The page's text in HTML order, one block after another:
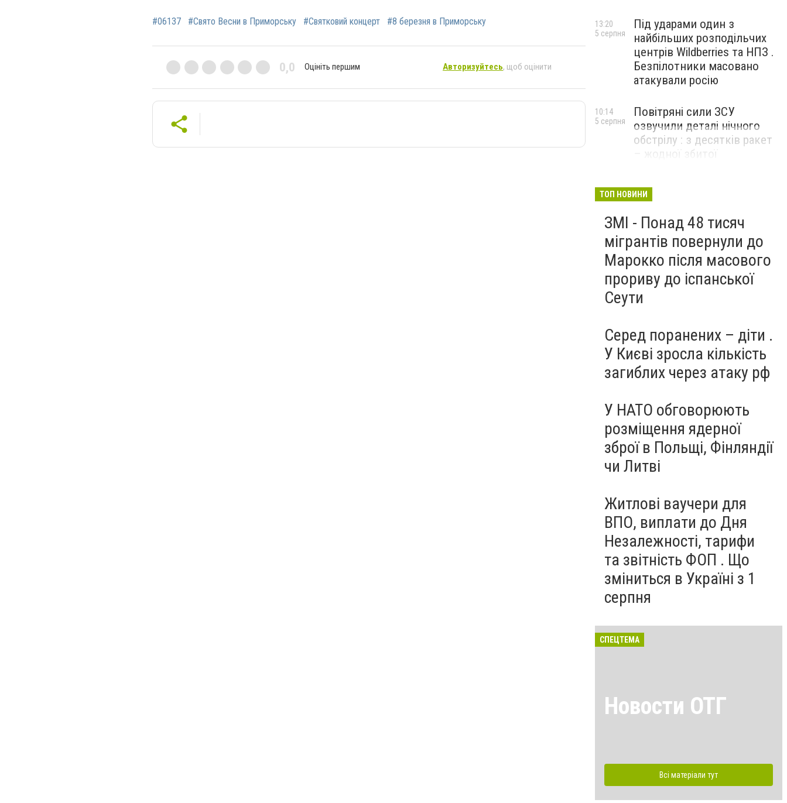
#06137 #Свято Весни в Приморську #Святковий концерт #8 березня в Приморську
0,0 Оцініть першим Авторизуйтесь, щоб оцінити
Під ударами один з
найбільших розподільчих
центрів Wildberries та НПЗ .
Безпілотники масовано
атакували росію
13:20
5 серпня
Повітряні сили ЗСУ
озвучили деталі нічного
обстрілу : з десятків ракет
– жодної збитої
10:14
5 серпня
ТОП НОВИНИ
ЗМІ - Понад 48 тисяч
мігрантів повернули до
Марокко після масового
прориву до іспанської
Сеути
Серед поранених – діти .
У Києві зросла кількість
загиблих через атаку рф
У НАТО обговорюють
розміщення ядерної
зброї в Польщі, Фінляндії
чи Литві
Житлові ваучери для
ВПО, виплати до Дня
Незалежності, тарифи
та звітність ФОП . Що
зміниться в Україні з 1
серпня
СПЕЦТЕМА
Новости ОТГ
Всі матеріали тут